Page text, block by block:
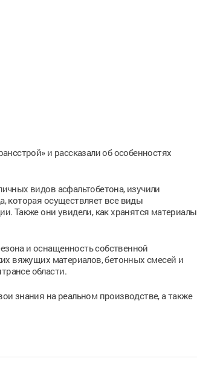
и рассказали об особенностях
видов асфальтобетона, изучили
которая осуществляет все виды
Также они увидели, как хранятся материалы
и оснащенность собственной
вяжущих материалов, бетонных смесей и
области.
знания на реальном производстве, а также